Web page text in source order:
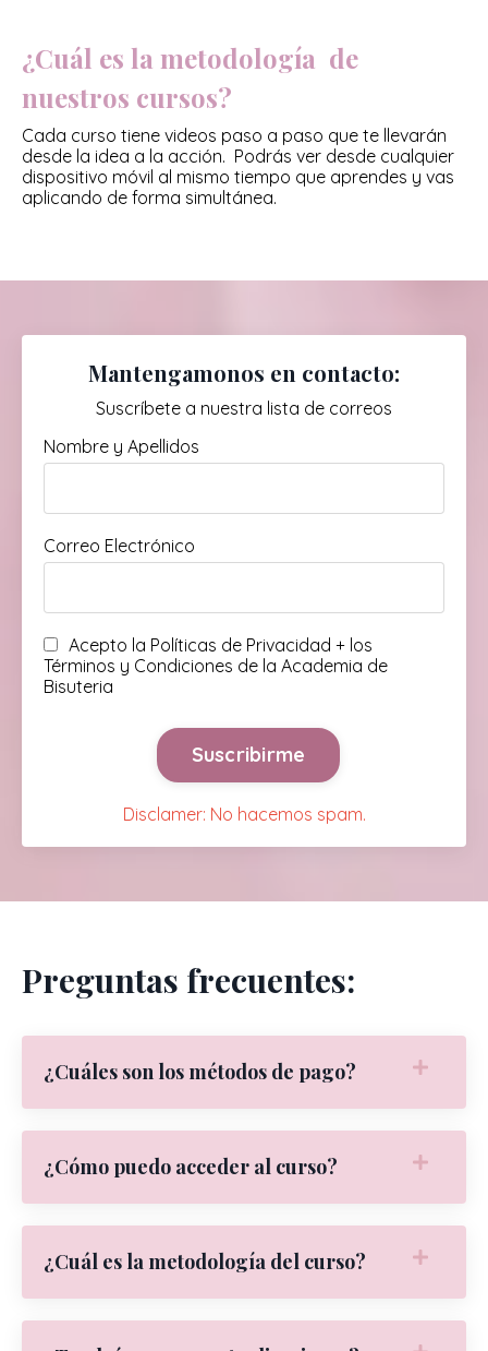
¿Cuál es la metodología de
nuestros cursos?
Cada curso tiene videos paso a paso que te llevarán
desde la idea a la acción. Podrás ver desde cualquier
dispositivo móvil al mismo tiempo que aprendes y vas
aplicando de forma simultánea.
Mantengamonos en contacto:
Suscríbete a nuestra lista de correos
Nombre y Apellidos
Correo Electrónico
Acepto la Políticas de Privacidad + los
Términos y Condiciones de la Academia de
Bisuteria
Suscribirme
Disclamer: No hacemos spam.
Preguntas frecuentes:
¿Cuáles son los métodos de pago?
¿Cómo puedo acceder al curso?
¿Cuál es la metodología del curso?